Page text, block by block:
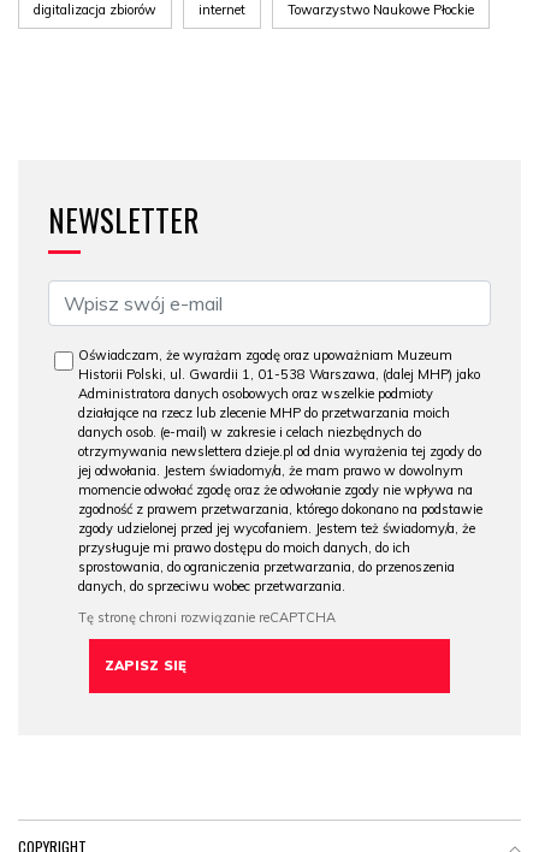
digitalizacja zbiorów internet Towarzystwo Naukowe Płockie
NEWSLETTER
Oświadczam, że wyrażam zgodę oraz upoważniam Muzeum
Historii Polski, ul. Gwardii 1, 01-538 Warszawa, (dalej MHP) jako
Administratora danych osobowych oraz wszelkie podmioty
działające na rzecz lub zlecenie MHP do przetwarzania moich
danych osob. (e-mail) w zakresie i celach niezbędnych do
otrzymywania newslettera dzieje.pl od dnia wyrażenia tej zgody do
jej odwołania. Jestem świadomy/a, że mam prawo w dowolnym
momencie odwołać zgodę oraz że odwołanie zgody nie wpływa na
zgodność z prawem przetwarzania, którego dokonano na podstawie
zgody udzielonej przed jej wycofaniem. Jestem też świadomy/a, że
przysługuje mi prawo dostępu do moich danych, do ich
sprostowania, do ograniczenia przetwarzania, do przenoszenia
danych, do sprzeciwu wobec przetwarzania.
COPYRIGHT